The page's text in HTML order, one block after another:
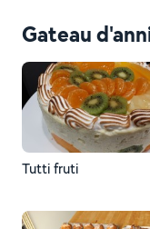
Gateau
Tutti fruti